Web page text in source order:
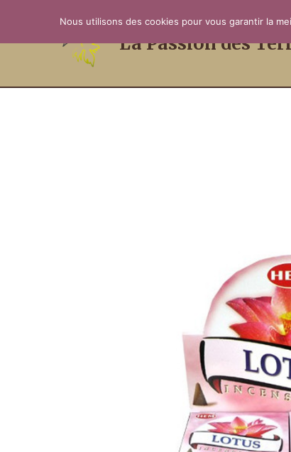
contenu
La Passion des
Nous utilisons des cookies pour vous garantir la